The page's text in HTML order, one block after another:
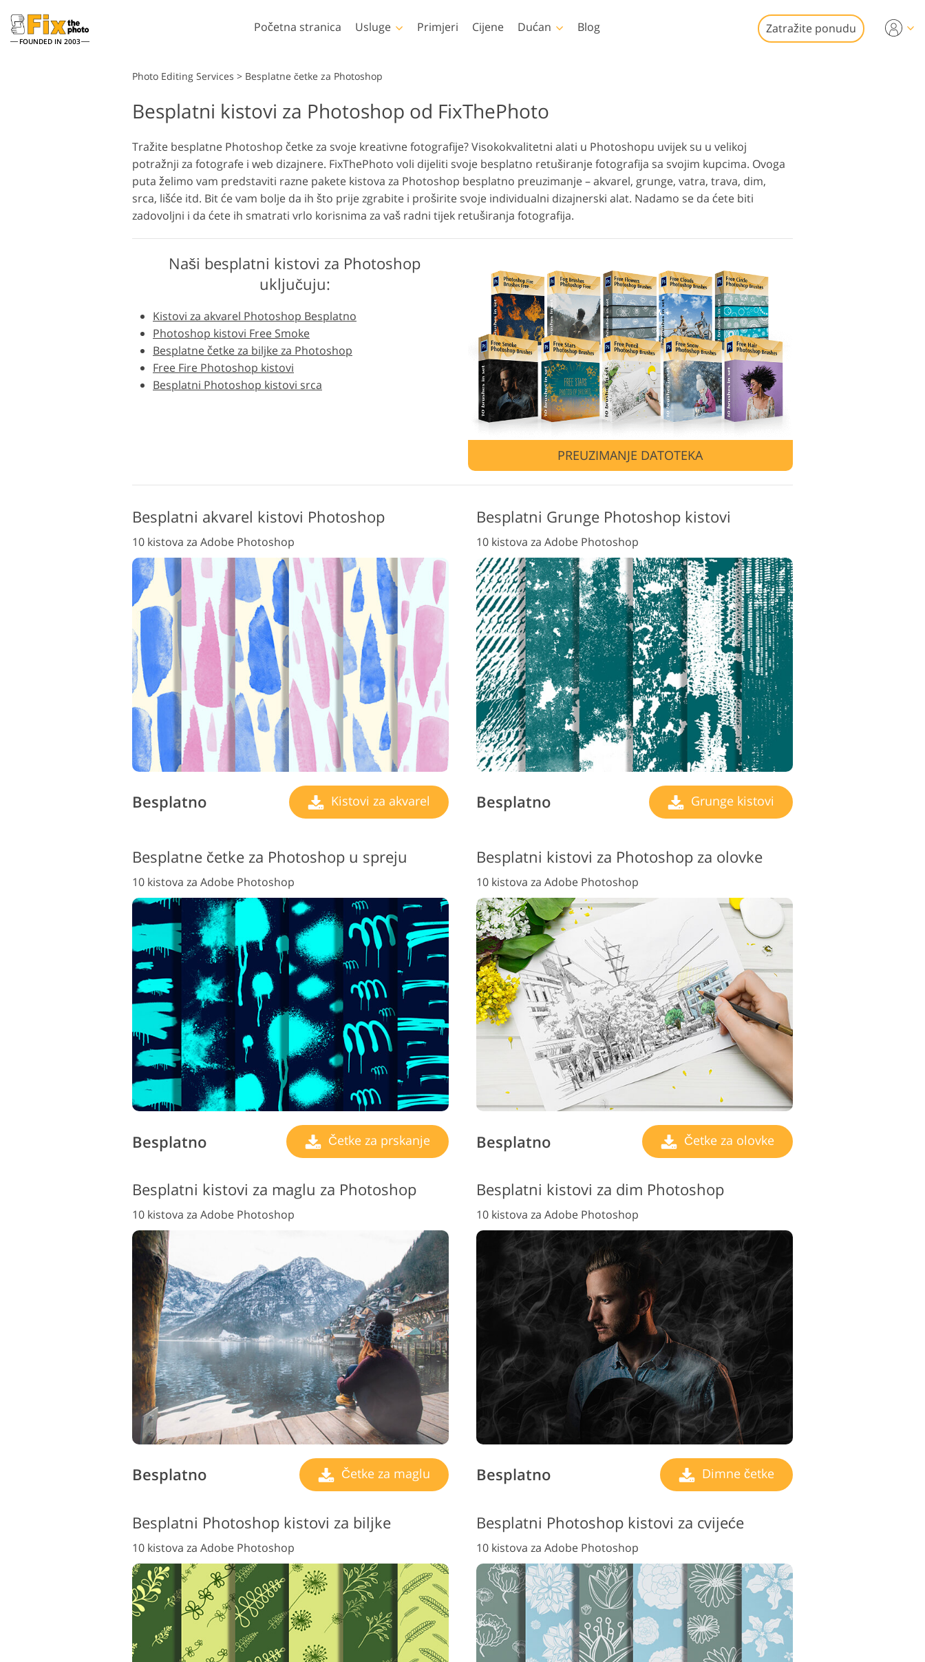
FOUNDED IN 2003
Početna stranica Usluge
novorođenčeta
nekretnina
fotografija
Modeli za odjeću
Uređivanje fotografija
proizvoda
Uređivanje fotografija
Podaci za obuku AI Usluge video montaže
Primjeri Cijene Dućan
Lightroom
Lightroom Presets
Predpostavke najbolje
ponude
Mobilne Presets
Photoshop
Photoshop Akcije
Photoshop slojevi
Photoshop teksture
Cijele zbirke Ps Actions
Cijeli paketi Ps slojeva
Svi predlošci
Valentinovo čestitke
Pozivnice za vjenčanje
Pozivnica na dječju
zabavu
Profesionalni video
slojevi
Blog Zatražite ponudu
Photo Editing Services > Besplatne četke za Photoshop
Besplatni kistovi za Photoshop od FixThePhoto
Tražite besplatne Photoshop četke za svoje kreativne fotografije? Visokokvalitetni alati u Photoshopu uvijek su u velikoj
potražnji za fotografe i web dizajnere. FixThePhoto voli dijeliti svoje besplatno retuširanje fotografija sa svojim kupcima. Ovoga
puta želimo vam predstaviti razne pakete kistova za Photoshop besplatno preuzimanje – akvarel, grunge, vatra, trava, dim,
srca, lišće itd. Bit će vam bolje da ih što prije zgrabite i proširite svoje individualni dizajnerski alat. Nadamo se da ćete biti
zadovoljni i da ćete ih smatrati vrlo korisnima za vaš radni tijek retuširanja fotografija.
Naši besplatni kistovi za Photoshop
uključuju:
Kistovi za akvarel Photoshop Besplatno
Photoshop kistovi Free Smoke
Besplatne četke za biljke za Photoshop
Free Fire Photoshop kistovi
Besplatni Photoshop kistovi srca
PREUZIMANJE DATOTEKA
Besplatni akvarel kistovi Photoshop
10 kistova za Adobe Photoshop
Besplatno Kistovi za akvarel
Besplatni Grunge Photoshop kistovi
10 kistova za Adobe Photoshop
Besplatno Grunge kistovi
Besplatne četke za Photoshop u spreju
10 kistova za Adobe Photoshop
Besplatno Četke za prskanje
Besplatni kistovi za Photoshop za olovke
10 kistova za Adobe Photoshop
Besplatno Četke za olovke
Besplatni kistovi za maglu za Photoshop
10 kistova za Adobe Photoshop
Besplatno Četke za maglu
Besplatni kistovi za dim Photoshop
10 kistova za Adobe Photoshop
Besplatno Dimne četke
Besplatni Photoshop kistovi za biljke
10 kistova za Adobe Photoshop
Besplatni Photoshop kistovi za cvijeće
10 kistova za Adobe Photoshop